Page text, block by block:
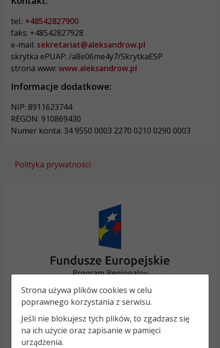
tel.: +48542827900
faks: +48542827928
e-mail: sekretariat@aleksandrow.pl
skrytka ePUAP: /a8e06me4y7/SkrytkaESP
strona www: www.aleksandrow.pl
Informacje dodatkowe:
NIP: 8911623744
REGON: 910869430
Numer konta: 34 9550 0003 2270 0210 0290 0003
Polityka prywatności
Strona używa plików cookies w celu
poprawnego korzystania z serwisu.
Jeśli nie blokujesz tych plików, to zgadzasz się
na ich użycie oraz zapisanie w pamięci
urządzenia.